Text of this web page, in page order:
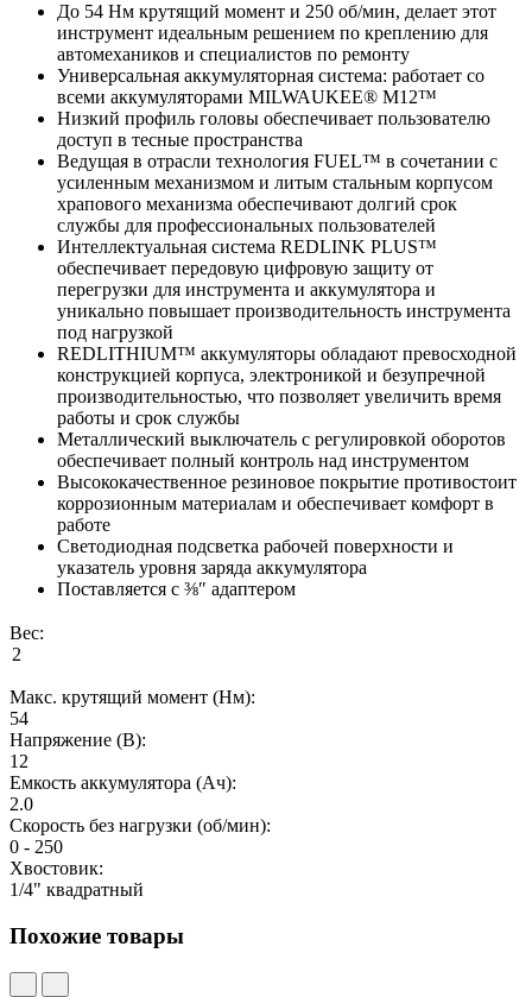
До 54 Нм крутящий момент и 250 об/мин, делает этот
инструмент идеальным решением по креплению для
автомехаников и специалистов по ремонту
Универсальная аккумуляторная система: работает со
всеми аккумуляторами MILWAUKEE® M12™
Низкий профиль головы обеспечивает пользователю
доступ в тесные пространства
Ведущая в отрасли технология FUEL™ в сочетании с
усиленным механизмом и литым стальным корпусом
храпового механизма обеспечивают долгий срок
службы для профессиональных пользователей
Интеллектуальная система REDLINK PLUS™
обеспечивает передовую цифровую защиту от
перегрузки для инструмента и аккумулятора и
уникально повышает производительность инструмента
под нагрузкой
REDLITHIUM™ аккумуляторы обладают превосходной
конструкцией корпуса, электроникой и безупречной
производительностью, что позволяет увеличить время
работы и срок службы
Металлический выключатель с регулировкой оборотов
обеспечивает полный контроль над инструментом
Высококачественное резиновое покрытие противостоит
коррозионным материалам и обеспечивает комфорт в
работе
Светодиодная подсветка рабочей поверхности и
указатель уровня заряда аккумулятора
Поставляется с ⅜″ адаптером
Вес:
Макс. крутящий момент (Нм):
54
Напряжение (В):
12
Емкость аккумулятора (Ач):
2.0
Скорость без нагрузки (об/мин):
0 - 250
Хвостовик:
1/4" квадратный
Похожие товары